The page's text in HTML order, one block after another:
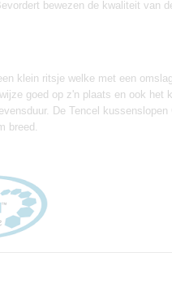
bewezen de kwaliteit van
klein ritsje welke met een
goed op z'n plaats en ook het
De Tencel kussenslopen
breed.